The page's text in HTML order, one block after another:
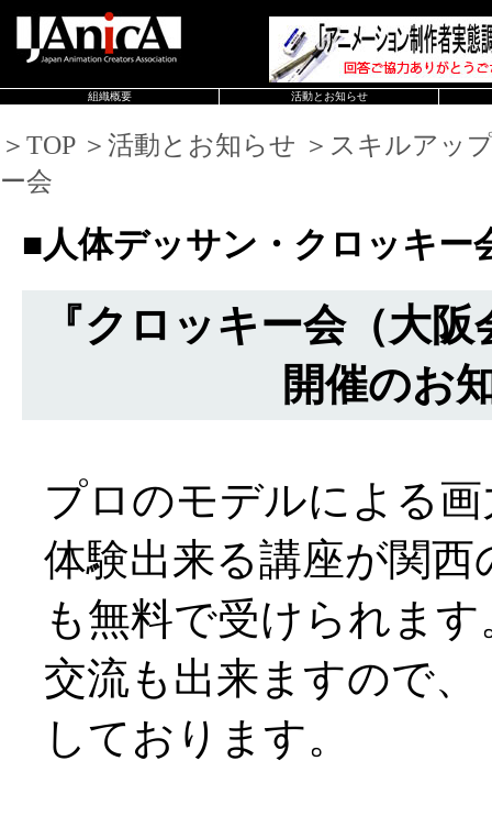
組織概要 活動とお知らせ
＞TOP ＞活動とお知らせ ＞スキルアッ
ー会
■人体デッサン・クロッキー
『クロッキー会（大
開催のお
プロのモデルによる
体験出来る講座が関西
も無料で受けられま
交流も出来ますので
しております。